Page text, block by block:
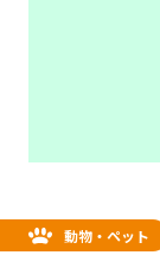
動物・ペット